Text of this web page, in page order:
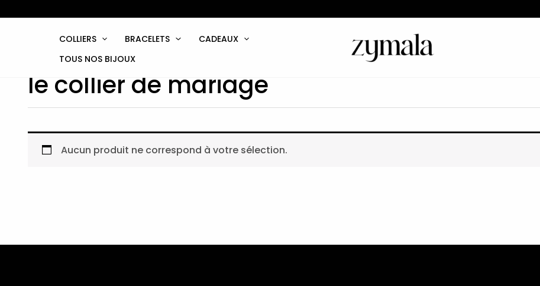
au
COLLIERS BRACELETS
CADEAUX
TOUS NOS BIJOUX
le collier de mariage
Aucun produit ne correspond à votre sélection.